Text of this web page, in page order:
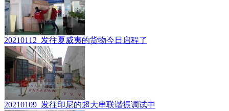
20210112_发往夏威夷的货物今日启程了
20210109_发往印尼的超大串联谐振调试中